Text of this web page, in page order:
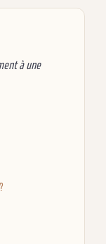
à une